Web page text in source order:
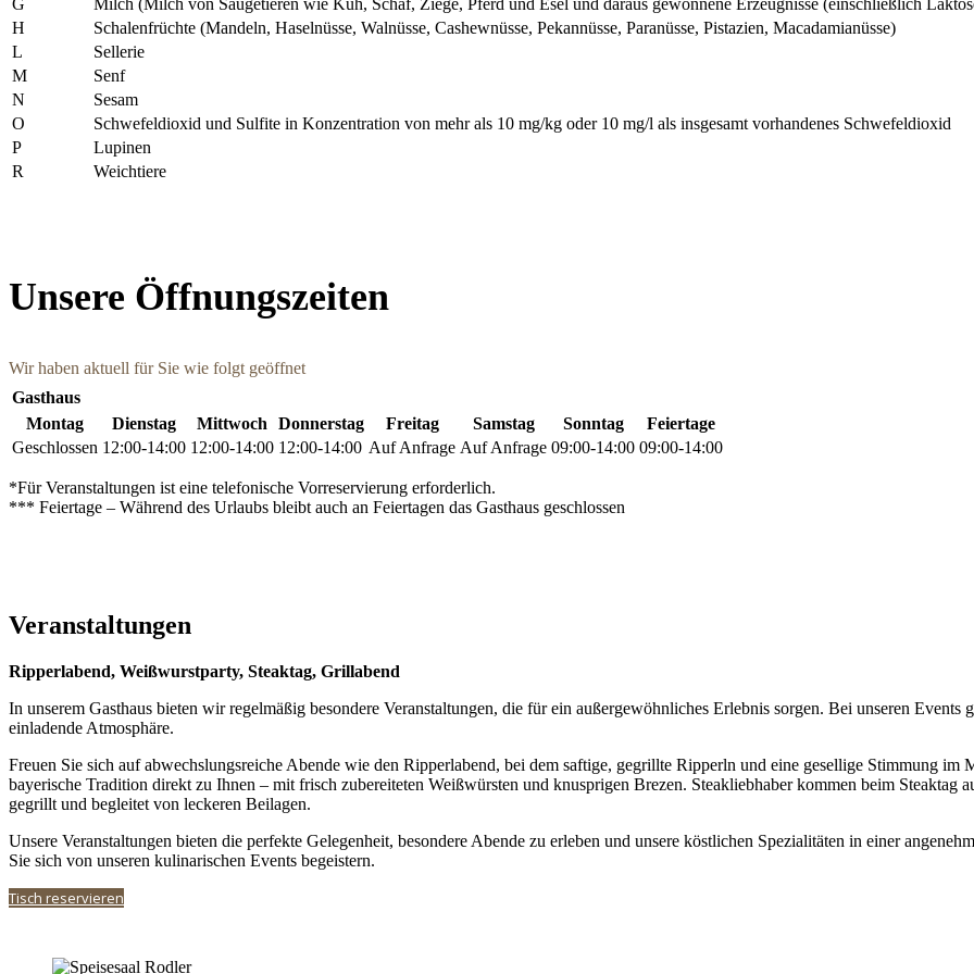
G
Milch (Milch von Säugetieren wie Kuh, Schaf, Ziege, Pferd und Esel und daraus gewonnene Erzeugnisse (einschließlich
H
Schalenfrüchte (Mandeln, Haselnüsse, Walnüsse, Cashewnüsse, Pekannüsse, Paranüsse, Pistazien, Macadamianüsse)
L
Sellerie
M
Senf
N
Sesam
O
Schwefeldioxid und Sulfite in Konzentration von mehr als 10 mg/kg oder 10 mg/l als insgesamt vorhandenes Schwefeldioxid
P
Lupinen
R
Weichtiere
Unsere Öffnungszeiten
Wir haben aktuell für Sie wie folgt geöffnet
Gasthaus
Montag
Dienstag Mittwoch Donnerstag Freitag Samstag Sonntag
Feiertage
Geschlossen 12:00-14:00 12:00-14:00 12:00-14:00 Auf Anfrage Auf Anfrage 09:00-14:00 09:00-14:00
*Für Veranstaltungen ist eine telefonische Vorreservierung erforderlich.
*** Feiertage – Während des Urlaubs bleibt auch an Feiertagen das Gasthaus geschlossen
Veranstaltungen
Ripperlabend, Weißwurstparty, Steaktag, Grillabend
In unserem Gasthaus bieten wir regelmäßig besondere Veranstaltungen, die für ein außergewöhnliches Erlebnis sorgen. Bei unseren Events
einladende Atmosphäre.
Freuen Sie sich auf abwechslungsreiche Abende wie den Ripperlabend, bei dem saftige, gegrillte Ripperln und eine gesellige Stimmung
bayerische Tradition direkt zu Ihnen – mit frisch zubereiteten Weißwürsten und knusprigen Brezen. Steakliebhaber kommen beim Steaktag
gegrillt und begleitet von leckeren Beilagen.
Unsere Veranstaltungen bieten die perfekte Gelegenheit, besondere Abende zu erleben und unsere köstlichen Spezialitäten in einer
Sie sich von unseren kulinarischen Events begeistern.
Tisch reservieren